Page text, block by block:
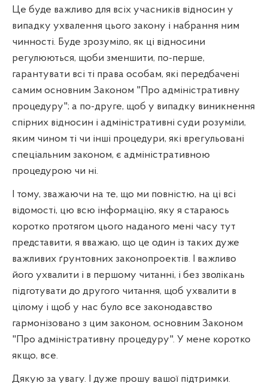
Це буде важливо для всіх учасників відносин у
випадку ухвалення цього закону і набрання ним
чинності. Буде зрозуміло, як ці відносини
регулюються, щоби зменшити, по-перше,
гарантувати всі ті права особам, які передбачені
самим основним Законом "Про адміністративну
процедуру"; а по-друге, щоб у випадку виникнення
спірних відносин і адміністративні суди розуміли,
яким чином ті чи інші процедури, які врегульовані
спеціальним законом, є адміністративною
процедурою чи ні.
І тому, зважаючи на те, що ми повністю, на ці всі
відомості, цю всю інформацію, яку я стараюсь
коротко протягом цього наданого мені часу тут
представити, я вважаю, що це один із таких дуже
важливих ґрунтовних законопроектів. І важливо
його ухвалити і в першому читанні, і без зволікань
підготувати до другого читання, щоб ухвалити в
цілому і щоб у нас було все законодавство
гармонізовано з цим законом, основним Законом
"Про адміністративну процедуру". У мене коротко
якщо, все.
Дякую за увагу. І дуже прошу вашої підтримки.